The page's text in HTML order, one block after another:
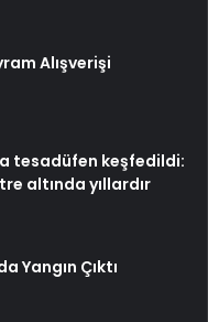
Alışverişi
tesadüfen keşfedildi:
altında yıllardır
Yangın Çıktı